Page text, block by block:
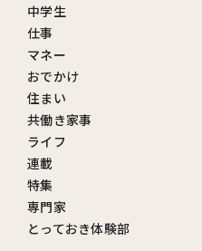
中学生
仕事
マネー
おでかけ
住まい
共働き家事
ライフ
連載
特集
専門家
とっておき体験部